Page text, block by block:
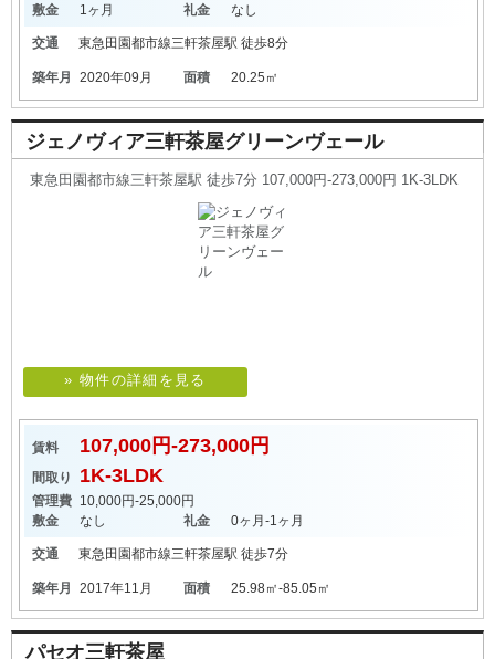
敷金
1ヶ月 礼金 なし
交通 東急田園都市線三軒茶屋駅 徒歩8分
築年月 2020年09月 面積 20.25㎡
ジェノヴィア三軒茶屋グリーンヴェール
東急田園都市線三軒茶屋駅 徒歩7分 107,000円-273,000円 1K-3LDK
» 物件の詳細を見る
賃料 107,000円-273,000円
間取り 1K-3LDK
管理費 10,000円-25,000円
敷金
なし 礼金 0ヶ月-1ヶ月
交通 東急田園都市線三軒茶屋駅 徒歩7分
築年月 2017年11月 面積 25.98㎡-85.05㎡
パセオ三軒茶屋